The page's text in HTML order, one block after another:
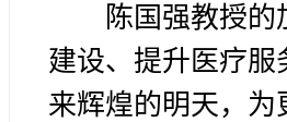
陈国强教授
建设、提升医疗
来辉煌的明天，